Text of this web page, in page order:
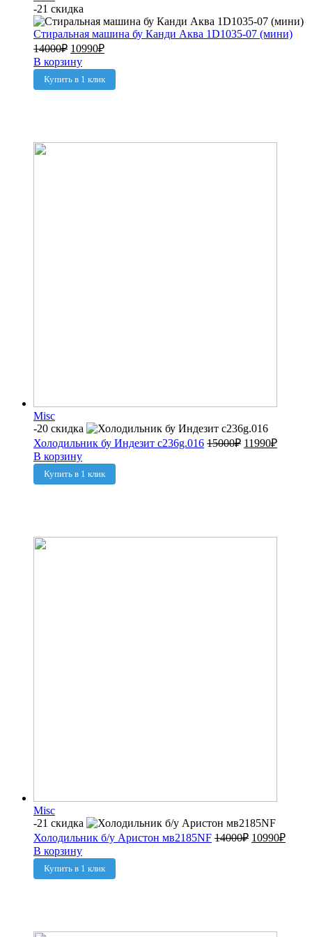
-21 скидка
Стиральная машина бу Канди Аква 1D1035-07 (мини)
14000₽ 10990₽
В корзину
Купить в 1 клик
Misc
-20 скидка
Холодильник бу Индезит c236g.016 15000₽ 11990₽
В корзину
Купить в 1 клик
Misc
-21 скидка
Холодильник б/у Аристон мв2185NF 14000₽ 10990₽
В корзину
Купить в 1 клик